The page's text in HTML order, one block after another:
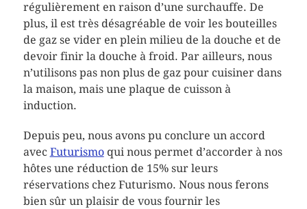
régulièrement en raison d’une surchauffe. De
plus, il est très désagréable de voir les bouteilles
de gaz se vider en plein milieu de la douche et de
devoir finir la douche à froid. Par ailleurs, nous
n’utilisons pas non plus de gaz pour cuisiner dans
la maison, mais une plaque de cuisson à
induction.
Depuis peu, nous avons pu conclure un accord
avec Futurismoqui nous permet d’accorder à nos
hôtes une réduction de 15% sur leurs
réservations chez Futurismo. Nous nous ferons
bien sûr un plaisir de vous fournir les